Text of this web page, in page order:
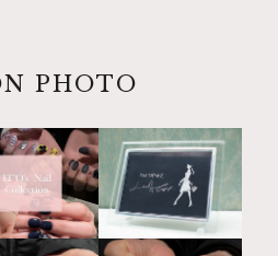
PHOTO